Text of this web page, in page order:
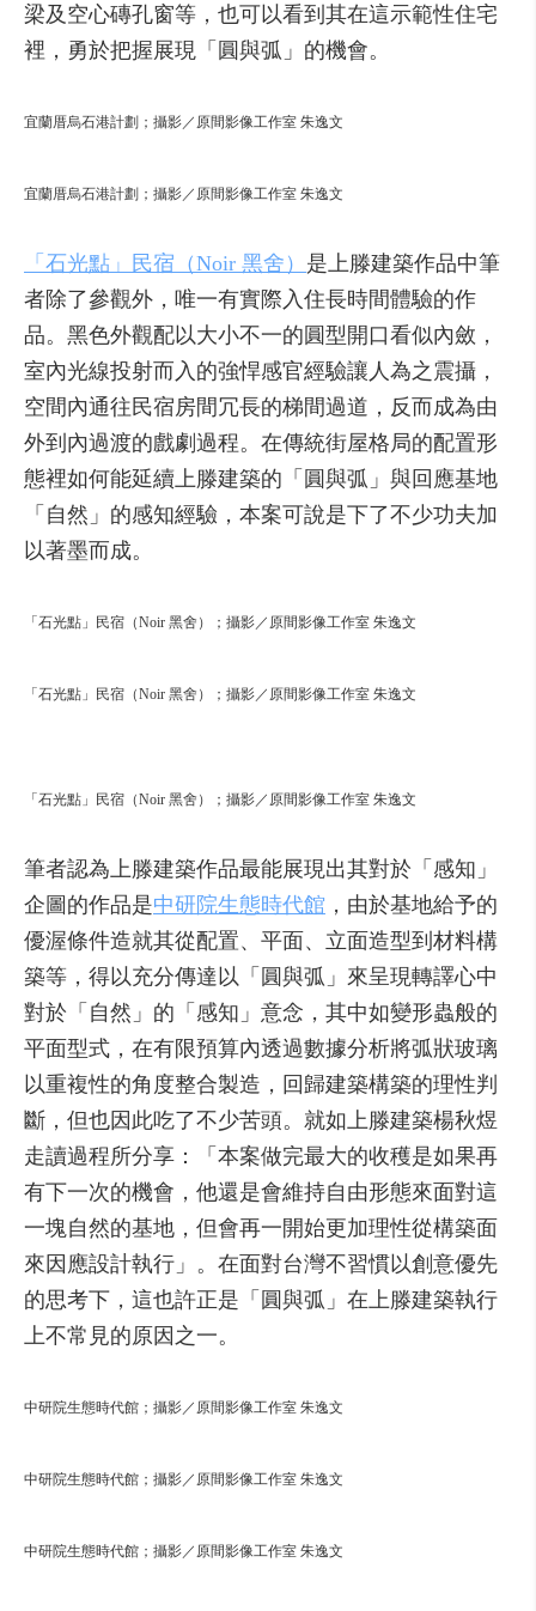
梁及空心磚孔窗等，也可以看到其在這示範性住宅
裡，勇於把握展現「圓與弧」的機會。
宜蘭厝烏石港計劃；攝影／原間影像工作室 朱逸文
宜蘭厝烏石港計劃；攝影／原間影像工作室 朱逸文
「石光點」民宿（Noir 黑舍） 是上滕建築作品中筆
者除了參觀外，唯一有實際入住長時間體驗的作
品。黑色外觀配以大小不一的圓型開口看似內斂，
室內光線投射而入的強悍感官經驗讓人為之震攝，
空間內通往民宿房間冗長的梯間過道，反而成為由
外到內過渡的戲劇過程。在傳統街屋格局的配置形
態裡如何能延續上滕建築的「圓與弧」與回應基地
「自然」的感知經驗，本案可說是下了不少功夫加
以著墨而成。
「石光點」民宿（Noir 黑舍）；攝影／原間影像工作室 朱逸文
「石光點」民宿（Noir 黑舍）；攝影／原間影像工作室 朱逸文
「石光點」民宿（Noir 黑舍）；攝影／原間影像工作室 朱逸文
筆者認為上滕建築作品最能展現出其對於「感知」
企圖的作品是中研院生態時代館 ，由於基地給予的
優渥條件造就其從配置、平面、立面造型到材料構
築等，得以充分傳達以「圓與弧」來呈現轉譯心中
對於「自然」的「感知」意念，其中如變形蟲般的
平面型式，在有限預算內透過數據分析將弧狀玻璃
以重複性的角度整合製造，回歸建築構築的理性判
斷，但也因此吃了不少苦頭。就如上滕建築楊秋煜
走讀過程所分享：「本案做完最大的收穫是如果再
有下一次的機會，他還是會維持自由形態來面對這
一塊自然的基地，但會再一開始更加理性從構築面
來因應設計執行」。在面對台灣不習慣以創意優先
的思考下，這也許正是「圓與弧」在上滕建築執行
上不常見的原因之一。
中研院生態時代館；攝影／原間影像工作室 朱逸文
中研院生態時代館；攝影／原間影像工作室 朱逸文
中研院生態時代館；攝影／原間影像工作室 朱逸文